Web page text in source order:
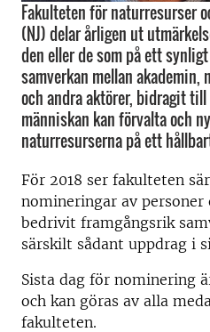
Fakulteten för naturresurser
(NJ) delar årligen ut
den eller de som på ett
samverkan mellan
och andra aktörer, bidragit
människan kan förvalta och
naturresurserna på ett
För 2018 ser fakulteten
nomineringar av
bedrivit framgångsrik
särskilt sådant uppdrag i
Sista dag för nominering
och kan göras av alla
fakulteten.